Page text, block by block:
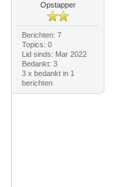
Opstapper
Berichten: 7
Topics: 0
Lid sinds: Mar 2022
Bedankt: 3
3 x bedankt in 1
berichten